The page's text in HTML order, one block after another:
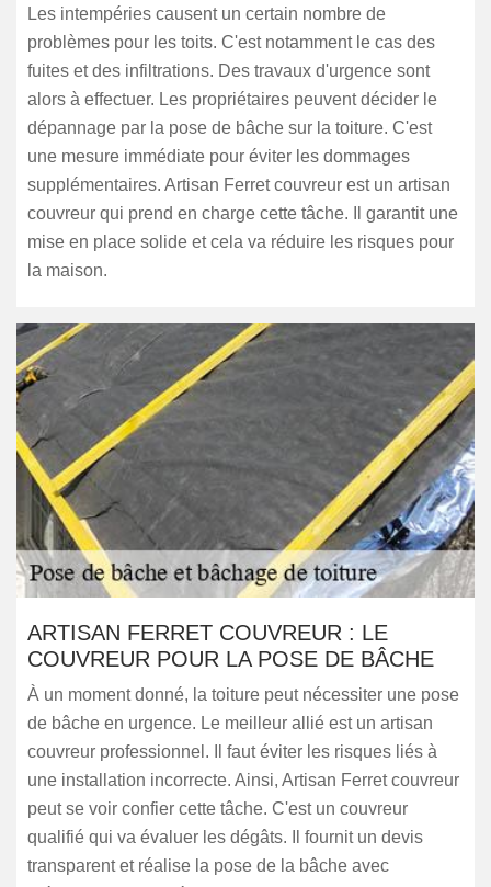
Les intempéries causent un certain nombre de
problèmes pour les toits. C'est notamment le cas des
fuites et des infiltrations. Des travaux d'urgence sont
alors à effectuer. Les propriétaires peuvent décider le
dépannage par la pose de bâche sur la toiture. C'est
une mesure immédiate pour éviter les dommages
supplémentaires. Artisan Ferret couvreur est un artisan
couvreur qui prend en charge cette tâche. Il garantit une
mise en place solide et cela va réduire les risques pour
la maison.
ARTISAN FERRET COUVREUR : LE
COUVREUR POUR LA POSE DE BÂCHE
À un moment donné, la toiture peut nécessiter une pose
de bâche en urgence. Le meilleur allié est un artisan
couvreur professionnel. Il faut éviter les risques liés à
une installation incorrecte. Ainsi, Artisan Ferret couvreur
peut se voir confier cette tâche. C'est un couvreur
qualifié qui va évaluer les dégâts. Il fournit un devis
transparent et réalise la pose de la bâche avec